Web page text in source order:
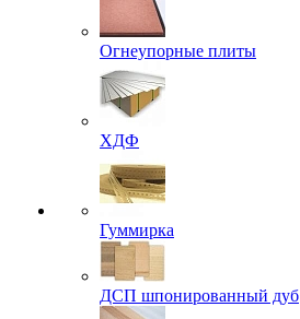
Огнеупорные плиты
ХДФ
Гуммирка
ДСП шпонированный дуб